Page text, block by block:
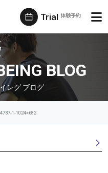
Trial 体験予約
ング ブログ
BLOG
ング ブログ
1-1024×682